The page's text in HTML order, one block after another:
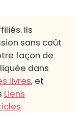
Ils
sans coût
façon de
dans
livres, et
Liens